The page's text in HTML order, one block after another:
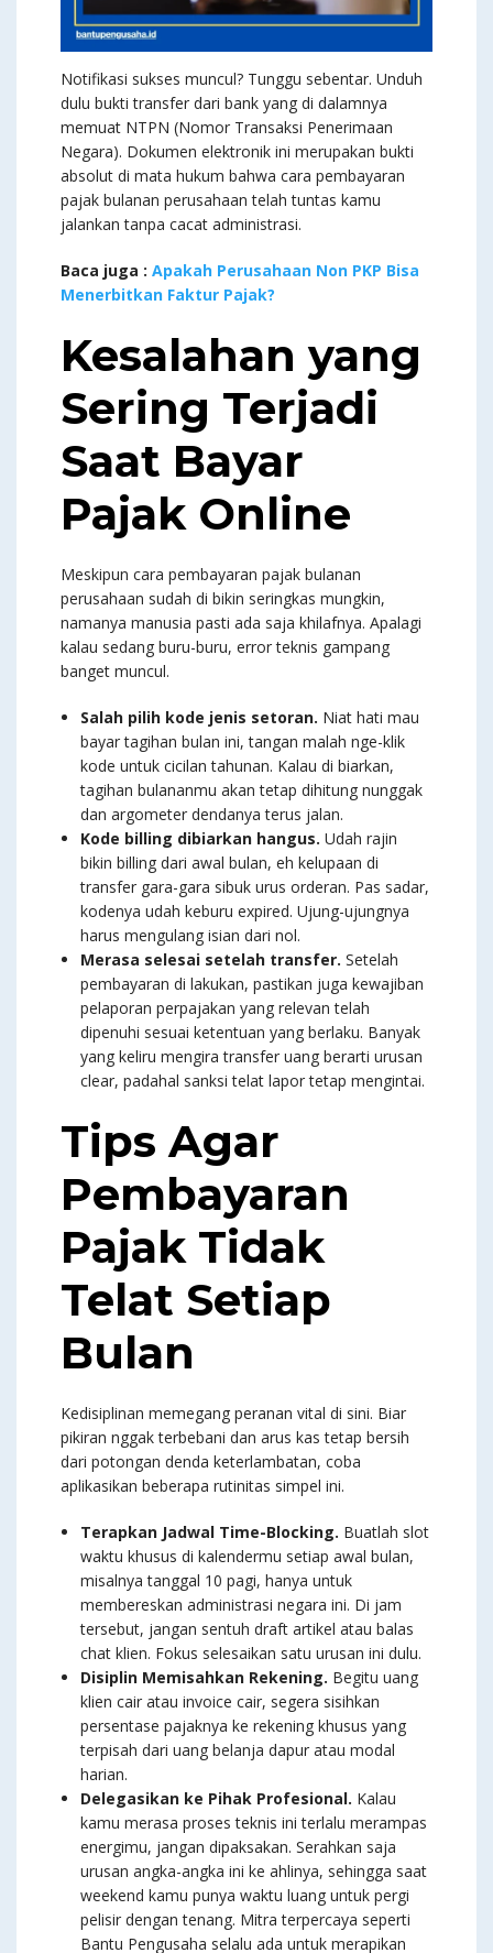
Notifikasi sukses muncul? Tunggu sebentar. Unduh
dulu bukti transfer dari bank yang di dalamnya
memuat NTPN (Nomor Transaksi Penerimaan
Negara). Dokumen elektronik ini merupakan bukti
absolut di mata hukum bahwa cara pembayaran
pajak bulanan perusahaan telah tuntas kamu
jalankan tanpa cacat administrasi.
Baca juga : Apakah Perusahaan Non PKP Bisa
Menerbitkan Faktur Pajak?
Kesalahan yang
Sering Terjadi
Saat Bayar
Pajak Online
Meskipun cara pembayaran pajak bulanan
perusahaan sudah di bikin seringkas mungkin,
namanya manusia pasti ada saja khilafnya. Apalagi
kalau sedang buru-buru, error teknis gampang
banget muncul.
Salah pilih kode jenis setoran. Niat hati mau
bayar tagihan bulan ini, tangan malah nge-klik
kode untuk cicilan tahunan. Kalau di biarkan,
tagihan bulananmu akan tetap dihitung nunggak
dan argometer dendanya terus jalan.
Kode billing dibiarkan hangus. Udah rajin
bikin billing dari awal bulan, eh kelupaan di
transfer gara-gara sibuk urus orderan. Pas sadar,
kodenya udah keburu expired. Ujung-ujungnya
harus mengulang isian dari nol.
Merasa selesai setelah transfer. Setelah
pembayaran di lakukan, pastikan juga kewajiban
pelaporan perpajakan yang relevan telah
dipenuhi sesuai ketentuan yang berlaku. Banyak
yang keliru mengira transfer uang berarti urusan
clear, padahal sanksi telat lapor tetap mengintai.
Tips Agar
Pembayaran
Pajak Tidak
Telat Setiap
Bulan
Kedisiplinan memegang peranan vital di sini. Biar
pikiran nggak terbebani dan arus kas tetap bersih
dari potongan denda keterlambatan, coba
aplikasikan beberapa rutinitas simpel ini.
Terapkan Jadwal Time-Blocking. Buatlah slot
waktu khusus di kalendermu setiap awal bulan,
misalnya tanggal 10 pagi, hanya untuk
membereskan administrasi negara ini. Di jam
tersebut, jangan sentuh draft artikel atau balas
chat klien. Fokus selesaikan satu urusan ini dulu.
Disiplin Memisahkan Rekening. Begitu uang
klien cair atau invoice cair, segera sisihkan
persentase pajaknya ke rekening khusus yang
terpisah dari uang belanja dapur atau modal
harian.
Delegasikan ke Pihak Profesional. Kalau
kamu merasa proses teknis ini terlalu merampas
energimu, jangan dipaksakan. Serahkan saja
urusan angka-angka ini ke ahlinya, sehingga saat
weekend kamu punya waktu luang untuk pergi
pelisir dengan tenang. Mitra terpercaya seperti
Bantu Pengusaha selalu ada untuk merapikan